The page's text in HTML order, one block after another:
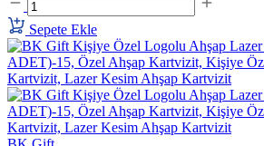
Sepete Ekle